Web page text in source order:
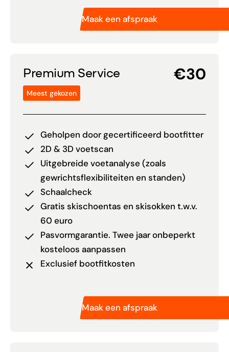
Maak een afspraak
Premium Service
Meest gekozen
€30
Geholpen door gecertificeerd bootfitter
2D & 3D voetscan
Uitgebreide voetanalyse (zoals
gewrichtsflexibiliteiten en standen)
Schaalcheck
Gratis skischoentas en skisokken t.w.v.
60 euro
Pasvormgarantie. Twee jaar onbeperkt
kosteloos aanpassen
Exclusief bootfitkosten
Maak een afspraak